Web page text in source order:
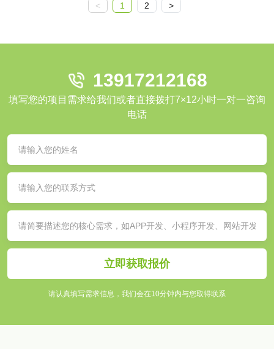
< 1 2 >
填写您的项目需求给我们或者直接拨打7×12小时一对一咨询
电话
13917212168
立即获取报价
请认真填写需求信息，我们会在10分钟内与您取得联系